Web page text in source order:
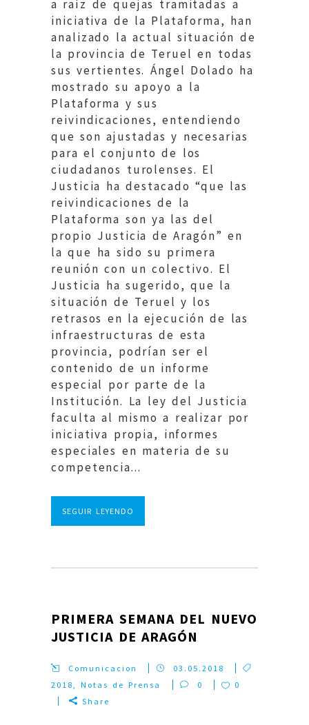
a raíz de quejas tramitadas a
iniciativa de la Plataforma, han
analizado la actual situación de
la provincia de Teruel en todas
sus vertientes. Ángel Dolado ha
mostrado su apoyo a la
Plataforma y sus
reivindicaciones, entendiendo
que son ajustadas y necesarias
para el conjunto de los
ciudadanos turolenses. El
Justicia ha destacado “que las
reivindicaciones de la
Plataforma son ya las del
propio Justicia de Aragón” en
la que ha sido su primera
reunión con un colectivo. El
Justicia ha sugerido, que la
situación de Teruel y los
retrasos en la ejecución de las
infraestructuras de esta
provincia, podrían ser el
contenido de un informe
especial por parte de la
Institución. La ley del Justicia
faculta al mismo a realizar por
iniciativa propia, informes
especiales en materia de su
competencia...
SEGUIR LEYENDO
PRIMERA SEMANA DEL NUEVO
JUSTICIA DE ARAGÓN
Comunicacion
03.05.2018
2018,Notas de Prensa 0
0
Share